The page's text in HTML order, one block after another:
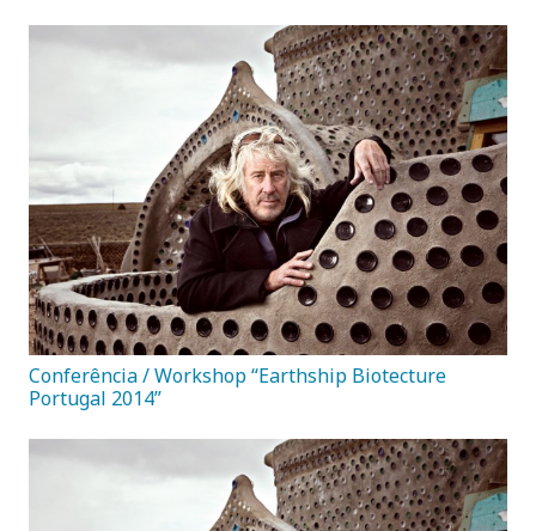
Conferência / Workshop “Earthship Biotecture
Portugal 2014”